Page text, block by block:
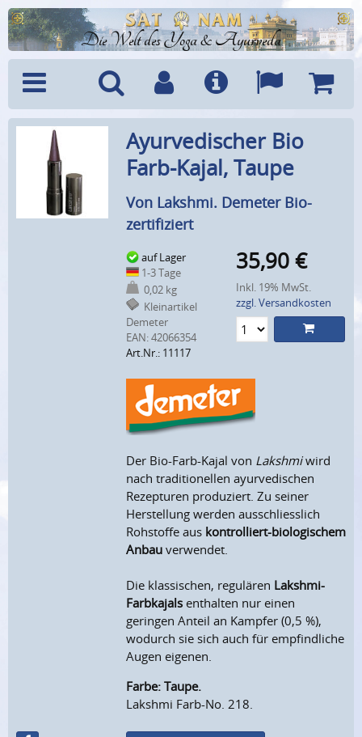
Die Welt des Yoga & Ayurveda
Menü SucheBenutzerkonto
Info Sprachen
Ayurvedischer Bio
Farb-Kajal, Taupe
Von Lakshmi. Demeter Bio-
zertifiziert
auf Lager
1-3 Tage
0,02 kg
Kleinartikel
Demeter
EAN:42066354
Art.Nr.: 11117
35,90 €
Inkl. 19% MwSt.
zzgl. Versandkosten
Der Bio-Farb-Kajal von Lakshmiwird
nach traditionellen ayurvedischen
Rezepturen produziert. Zu seiner
Herstellung werden ausschliesslich
Rohstoffe aus kontrolliert-biologischem
Anbau verwendet.
Die klassischen, regulären Lakshmi-
Farbkajals enthalten nur einen
geringen Anteil an Kampfer (0,5 %),
wodurch sie sich auch für empfindliche
Augen eigenen.
Farbe: Taupe.
Lakshmi Farb-No. 218.